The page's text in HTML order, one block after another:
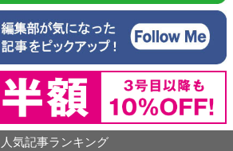
人気記事ランキング